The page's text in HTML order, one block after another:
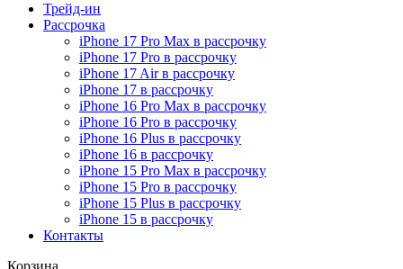
Трейд-ин
Рассрочка
iPhone 17 Pro Max в рассрочку
iPhone 17 Pro в рассрочку
iPhone 17 Air в рассрочку
iPhone 17 в рассрочку
iPhone 16 Pro Max в рассрочку
iPhone 16 Pro в рассрочку
iPhone 16 Plus в рассрочку
iPhone 16 в рассрочку
iPhone 15 Pro Max в рассрочку
iPhone 15 Pro в рассрочку
iPhone 15 Plus в рассрочку
iPhone 15 в рассрочку
Контакты
Корзина